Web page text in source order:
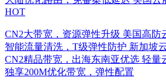
HOT
CN2大带宽，资源弹性升级 美国高防
智能流量清洗，T级弹性防护 新加坡
CN2精品带宽，出海东南亚优选 轻量
独享200M优化带宽，弹性配置